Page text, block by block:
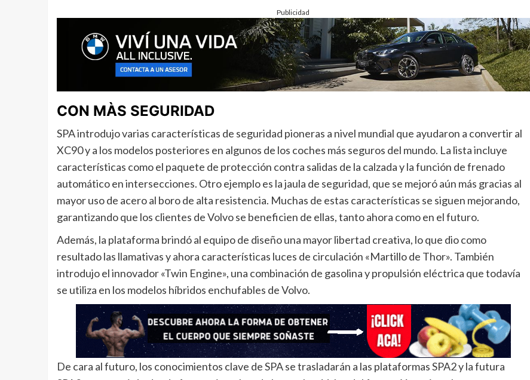
Publicidad
CON MÀS SEGURIDAD
SPA introdujo varias características de seguridad pioneras a nivel mundial que ayudaron a convertir al
XC90 y a los modelos posteriores en algunos de los coches más seguros del mundo. La lista incluye
características como el paquete de protección contra salidas de la calzada y la función de frenado
automático en intersecciones. Otro ejemplo es la jaula de seguridad, que se mejoró aún más gracias al
mayor uso de acero al boro de alta resistencia. Muchas de estas características se siguen mejorando,
garantizando que los clientes de Volvo se beneficien de ellas, tanto ahora como en el futuro.
Además, la plataforma brindó al equipo de diseño una mayor libertad creativa, lo que dio como
resultado las llamativas y ahora características luces de circulación «Martillo de Thor». También
introdujo el innovador «Twin Engine», una combinación de gasolina y propulsión eléctrica que todavía
se utiliza en los modelos híbridos enchufables de Volvo.
De cara al futuro, los conocimientos clave de SPA se trasladarán a las plataformas SPA2 y la futura